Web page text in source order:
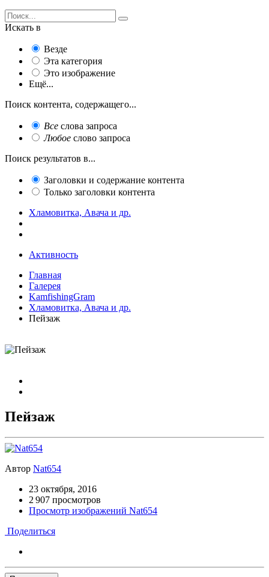
Искать в
Везде
Эта категория
Это изображение
Ещё...
Поиск контента, содержащего...
Все слова запроса
Любое слово запроса
Поиск результатов в...
Заголовки и содержание контента
Только заголовки контента
Хламовитка, Авача и др.
Активность
Главная
Галерея
KamfishingGram
Хламовитка, Авача и др.
Пейзаж
Пейзаж
Автор Nat654
23 октября, 2016
2 907 просмотров
Просмотр изображений Nat654
Поделиться